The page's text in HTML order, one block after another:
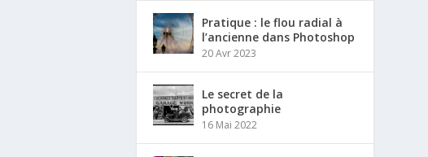
Pratique : le flou radial à
l’ancienne dans Photoshop
20 Avr 2023
Le secret de la
photographie
16 Mai 2022